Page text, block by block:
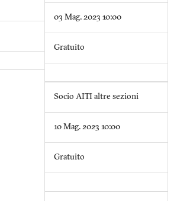
03 Mag. 2023 10:00
Gratuito
Socio AITI altre sezioni
10 Mag. 2023 10:00
Gratuito